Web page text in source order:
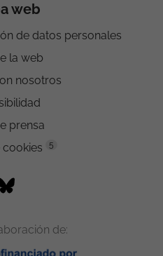
web
de datos personales
la web
nosotros
prensa
cookies
5
de: